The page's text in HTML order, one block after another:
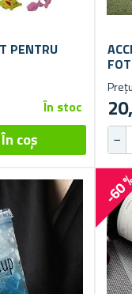
PENTRU
În stoc
-